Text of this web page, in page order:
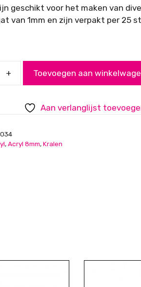
geschikt voor het maken van
van 1mm en zijn verpakt per 25
+ Toevoegen aan
Aan verlanglijst
,Acryl 8mm,Kralen